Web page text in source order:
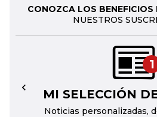
CONOZCA LOS BENEFICIOS
NUESTROS
1
MI SELECCIÓN
Noticias personalizadas,
←